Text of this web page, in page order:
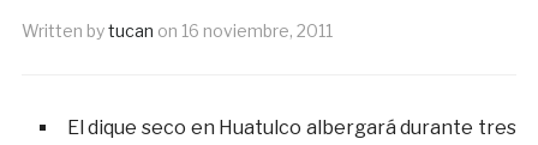
Written bytucan on 16 noviembre, 2011
El dique seco en Huatulco albergará durante tres